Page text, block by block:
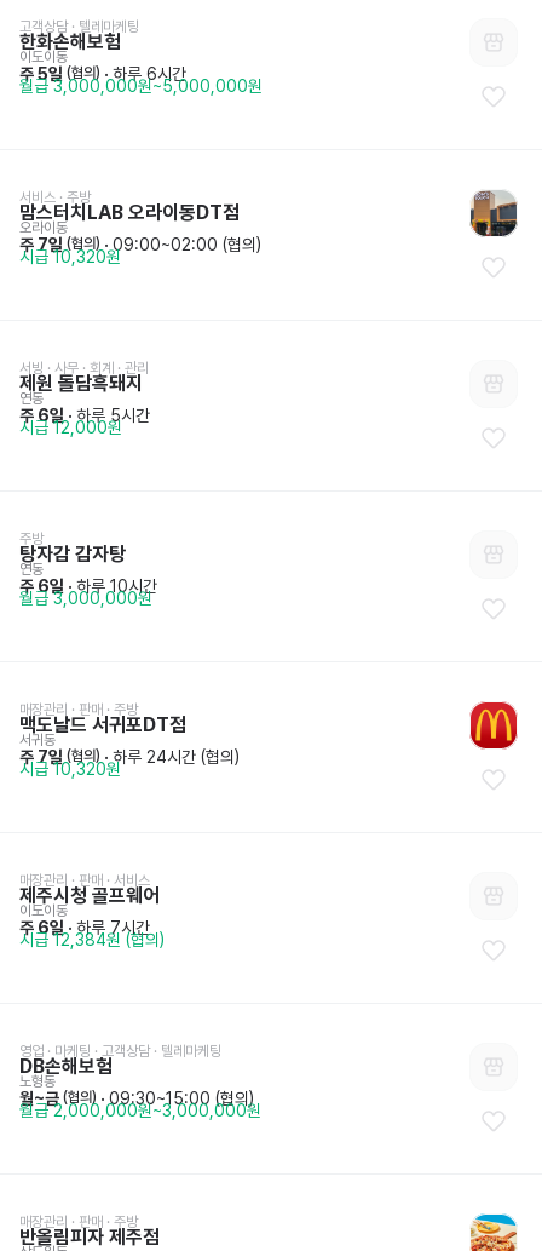
고객상담 · 텔레마케팅
한화손해보험
이도이동
주 5일 (협의) · 하루 6시간
월급 3,000,000원~5,000,000원
서비스 · 주방
맘스터치LAB 오라이동DT점
오라이동
주 7일 (협의) · 09:00~02:00 (협의)
시급 10,320원
서빙 · 사무 · 회계 · 관리
제원 돌담흑돼지
연동
주 6일 · 하루 5시간
시급 12,000원
주방
탕자감 감자탕
연동
주 6일 · 하루 10시간
월급 3,000,000원
매장관리 · 판매 · 주방
맥도날드 서귀포DT점
서귀동
주 7일 (협의) · 하루 24시간 (협의)
시급 10,320원
매장관리 · 판매 · 서비스
제주시청 골프웨어
이도이동
주 6일 · 하루 7시간
시급 12,384원 (협의)
영업 · 마케팅 · 고객상담 · 텔레마케팅
DB손해보험
노형동
월~금 (협의) · 09:30~15:00 (협의)
월급 2,000,000원~3,000,000원
매장관리 · 판매 · 주방
반올림피자 제주점